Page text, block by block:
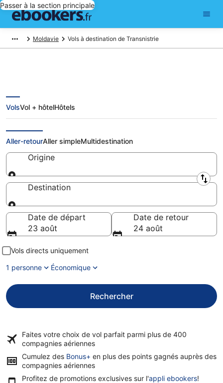
Passer à la section principale
Moldavie Vols à destination de Transnistrie
Vols Transnistrie: réserver un
billet d'avion pas cher
VolsVol + hôtelHôtels
Aller-retourAller simpleMultidestination
Origine
Origine
Destination
Destination
Date de départ
23 août
Date de retour
24 août
Vols directs uniquement
1 personne
Économique
Rechercher
Faites votre choix de vol parfait parmi plus de 400
compagnies aériennes
Cumulez des Bonus+ en plus des points gagnés auprès des
compagnies aériennes
Profitez de promotions exclusives sur l'appli ebookers!